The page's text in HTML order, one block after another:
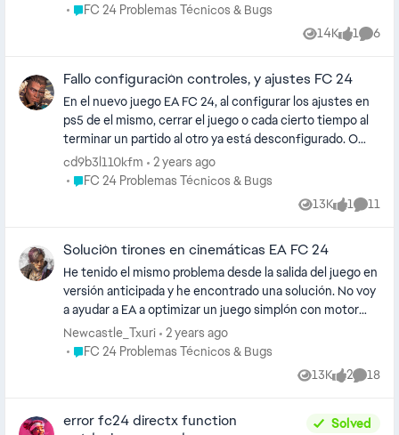
Place FC 24 Problemas Técnicos & Bugs
FC 24 Problemas Técnicos & Bugs
14K
Views 1
like 6
Fallo configuración controles, y ajustes FC 24
En el nuevo juego EA FC 24, al configurar los ajustes en
ps5 de el mismo, cerrar el juego o cada cierto tiempo al
terminar un partido al otro ya está desconfigurado. O
cuando me meto al juego me sale de cero... esto ya
aburre y necesito una solución porque al día tengo que
Gen para que las cosas vayan bien. Alguna actualización
para esto o una solución. En el anterior, también pasaba.
cd9b3l110kfm
2 years ago
Place FC 24 Problemas Técnicos & Bugs
FC 24 Problemas Técnicos & Bugs
13K
Views 1
like 11
Solución tirones en cinemáticas EA FC 24
He tenido el mismo problema desde la salida del juego en
versión anticipada y he encontrado una solución. No voy
a ayudar a EA a optimizar un juego simplón con motor
gráfico de 2017, pero sí voy a ayudaros, si tenéis un
equipo similar al mío o superior, a que os vaya
conclusión de que algo no iba cuando permitimos que el
Newcastle_Txuri
2 years ago
Place FC 24 Problemas Técnicos & Bugs
FC 24 Problemas Técnicos & Bugs
13K
Views 2
likes 18
error fc24 directx function
Solved